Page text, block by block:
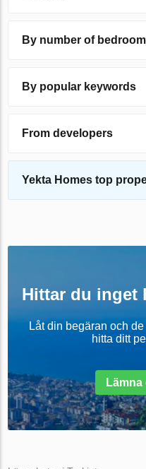
By number of
By popular keywords
From developers
Yekta Homes top
Hittar du inget
Låt din begäran och
hitta ditt